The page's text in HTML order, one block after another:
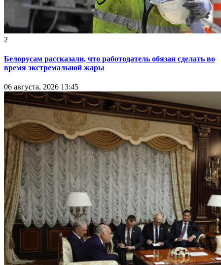
2
Белорусам рассказали, что работодатель обязан сделать во
время экстремальной жары
06 августа, 2026 13:45